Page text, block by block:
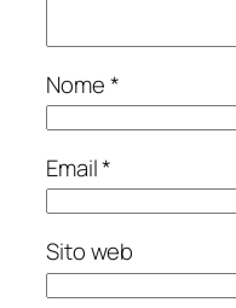
Nome*
Email*
Sito web